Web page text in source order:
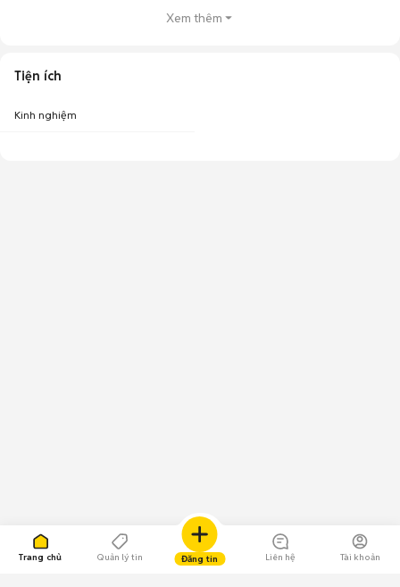
Trang chủ Quản lý tin Đăng tin Liên hệ Tài khoản
Xem thêm
Tiện ích
Kinh nghiệm